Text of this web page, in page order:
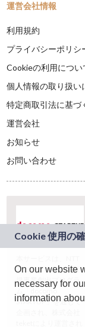
運営会社情報
利用規約
プライバシーポリシ
Cookieの利用につい
個人情報の取り扱い
特定商取引法に基づ
運営会社
お知らせ
お問い合わせ
ドコモグループの新
規事業創出プログラ
ム「docomo
STARTUP」を通じて
On our website
necessary for
information